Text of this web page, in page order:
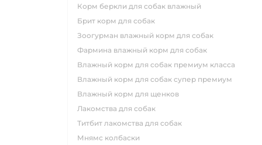
корм беркли для собак влажный
брит корм для собак
зоогурман влажный корм для собак
фармина влажный корм для собак
влажный корм для собак премиум класса
влажный корм для собак супер премиум
влажный корм для щенков
лакомства для собак
титбит лакомства для собак
мнямс колбаски